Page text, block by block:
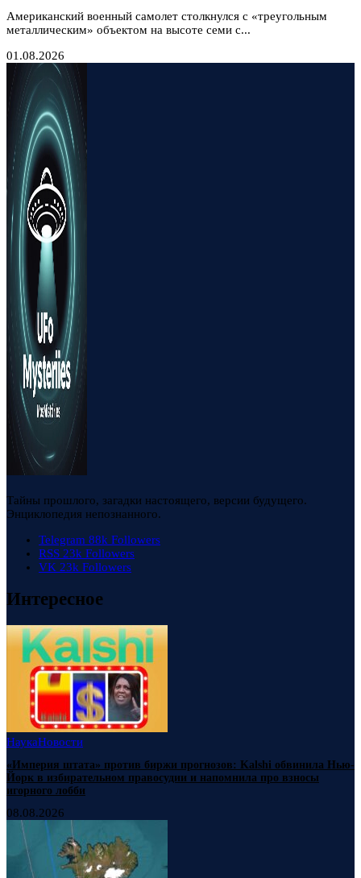
Американский военный самолет столкнулся с «треугольным
металлическим» объектом на высоте семи с...
01.08.2026
Тайны прошлого, загадки настоящего, версии будущего.
Энциклопедия непознанного.
Telegram 88k Followers
RSS 23k Followers
VK 23k Followers
Интересное
НаукаНовости
«Империя штата» против биржи прогнозов: Kalshi обвинила Нью-
Йорк в избирательном правосудии и напомнила про взносы
игорного лобби
08.08.2026